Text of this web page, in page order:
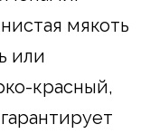
мякоть
или
красный,